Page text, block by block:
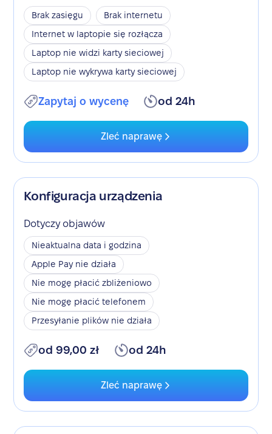
Brak zasięgu
Brak internetu
Internet w laptopie się rozłącza
Laptop nie widzi karty sieciowej
Laptop nie wykrywa karty sieciowej
Zapytaj o wycenę od 24h
Zleć naprawę
Konfiguracja urządzenia
Dotyczy objawów
Nieaktualna data i godzina
Apple Pay nie działa
Nie mogę płacić zbliżeniowo
Nie mogę płacić telefonem
Przesyłanie plików nie działa
od 99,00 zł od 24h
Zleć naprawę